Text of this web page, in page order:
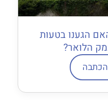
הגענו בטעות
הלואר?